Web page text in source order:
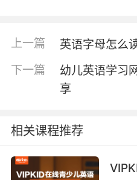
Edward、Gordon以及
谊很让人羡慕，并且这
朗。动画中将火车拟人
起来也会更加容易，学
幼儿英语视频动画
Clubhouse》（米奇妙
上一篇 英语字母怎么
下一篇
幼儿英语学习
享
相关课程推荐